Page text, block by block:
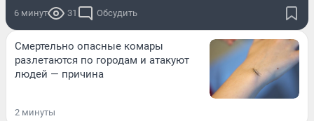
6 минут 31 Обсудить
Смертельно опасные комары
разлетаются по городам и атакуют
людей — причина
2 минуты